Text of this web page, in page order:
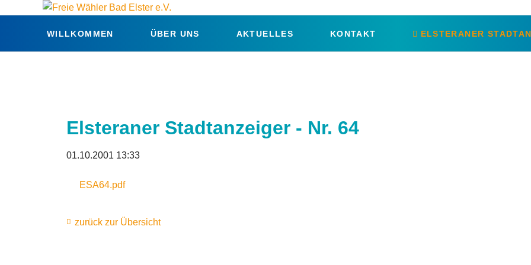
WILLKOMMEN ÜBER UNS AKTUELLES KONTAKT ELSTERANER
Elsteraner Stadtanzeiger - Nr. 64
01.10.2001 13:33
ESA64.pdf
zurück zur Übersicht